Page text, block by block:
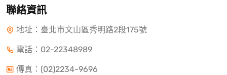
聯絡資訊
地址：臺北市文山區秀明路2段175號
電話： 02-22348989
傳真：(02)2234-9696